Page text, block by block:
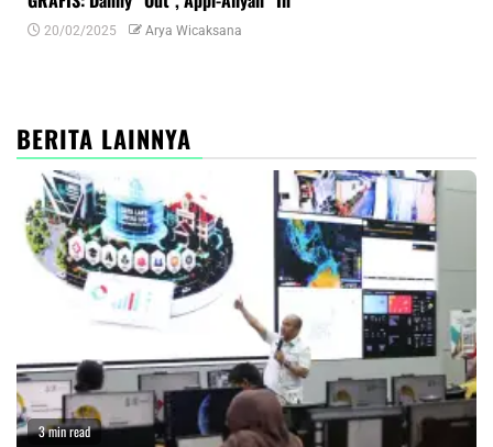
20/02/2025 Arya Wicaksana
BERITA LAINNYA
3 min read